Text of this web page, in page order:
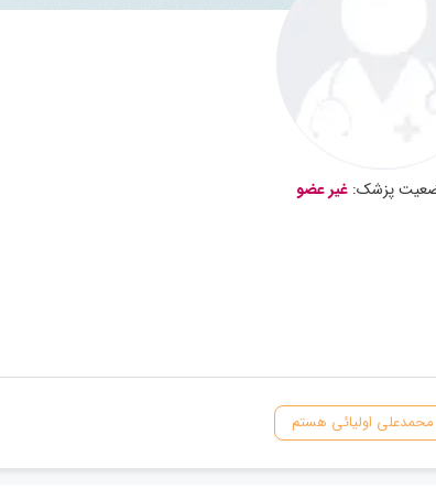
پزشک: غیر عضو
محمدعلی اولیائی هستم